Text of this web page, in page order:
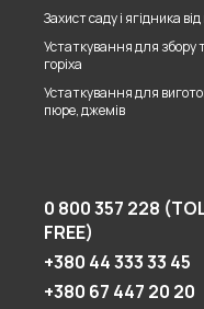
Захист саду і ягідника
Устаткування для збору
горіха
Устаткування для
пюре, джемів
0 800 357 228
FREE)
+380 44 333 33 45
+380 67 447 20 20